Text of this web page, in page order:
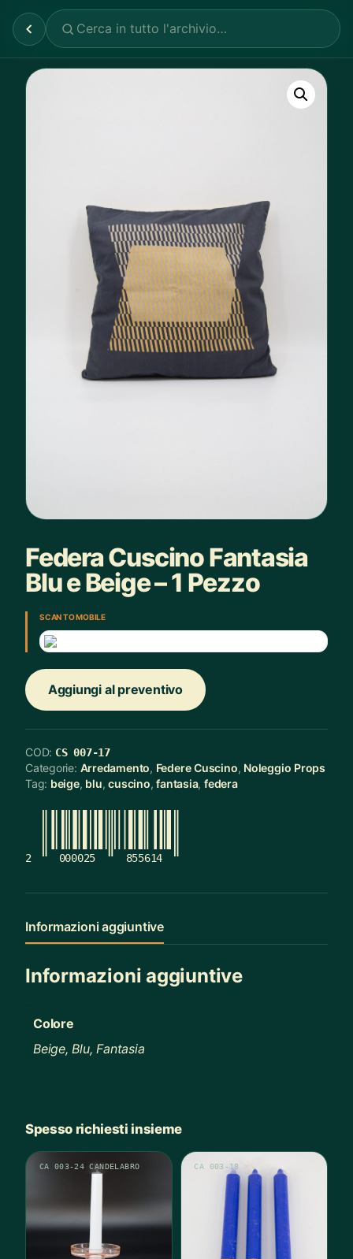
Federa Cuscino Fantasia
Blu e Beige – 1 Pezzo
SCAN TO MOBILE
Aggiungi al preventivo
COD: CS 007-17
Categorie: Arredamento, Federe Cuscino, Noleggio Props
Tag: beige, blu,cuscino,fantasia,federa
2 000025 855614
Informazioni aggiuntive
Informazioni aggiuntive
Colore
Beige, Blu, Fantasia
Spesso richiesti insieme
CA 003-24 CANDELABRO CA 003-18